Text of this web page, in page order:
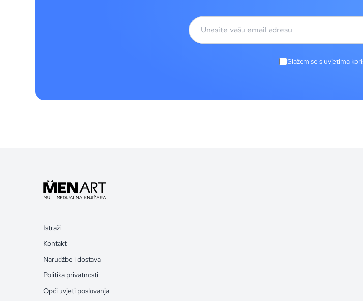
Slažem se s uvjetima
Istraži
Kontakt
Narudžbe i dostava
Politika privatnosti
Opći uvjeti poslovanja